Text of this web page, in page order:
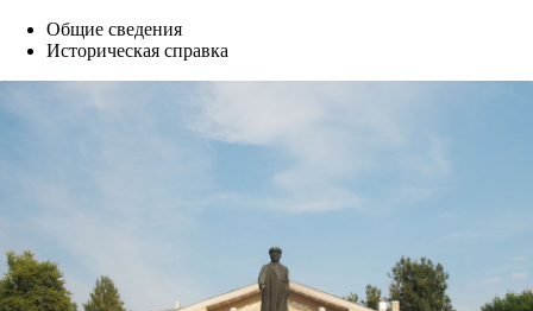
Общие сведения
Историческая справка